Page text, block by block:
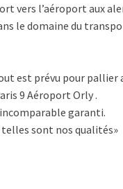
vers l’aéroport aux
le domaine du
est prévu pour
9 Aéroport Orly .
garanti.
sont nos qualités»